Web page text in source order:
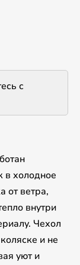
с
в холодное
от ветра,
внутри
Чехол
и не
уют и